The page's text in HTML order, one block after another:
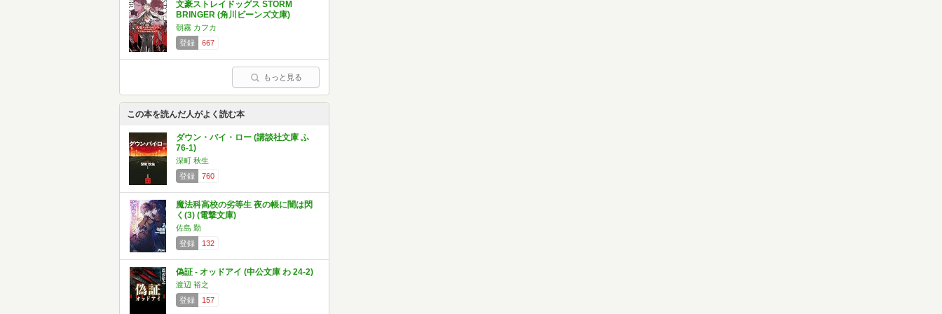
文豪ストレイドッグス STORM
BRINGER (角川ビーンズ文庫)
朝霧 カフカ
登録
667
もっと見る
この本を読んだ人がよく読む本
ダウン・バイ・ロー (講談社文庫 ふ
76-1)
深町 秋生
登録
760
魔法科高校の劣等生 夜の帳に闇は閃
く(3) (電撃文庫)
佐島 勤
登録
132
偽証 - オッドアイ (中公文庫 わ 24-2)
渡辺 裕之
登録
157